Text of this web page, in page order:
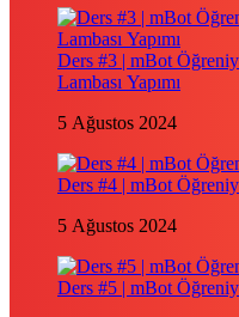
Ders #3 | mBot
Lambası Yapımı
5 Ağustos 2024
Ders #4 | mBot
5 Ağustos 2024
Ders #5 | mBot